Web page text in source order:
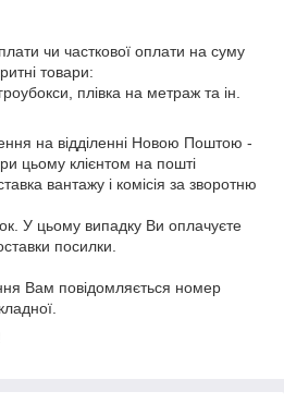
чи часткової оплати на суму
товари:
плівка на метраж та ін.
на відділенні Новою Поштою -
цьому клієнтом на пошті
вантажу і комісія за зворотню
У цьому випадку Ви оплачуєте
посилки.
Вам повідомляється номер